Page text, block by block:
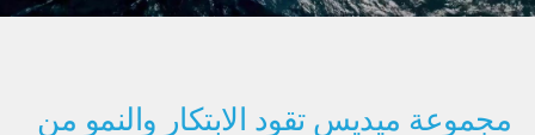
مجموعة ميديس تقود الابتكار والنمو من